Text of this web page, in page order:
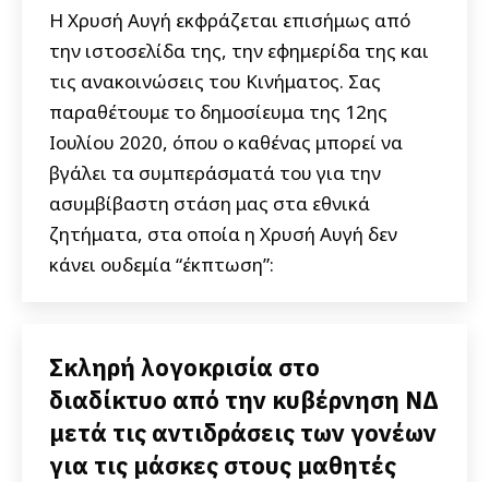
Η Χρυσή Αυγή εκφράζεται επισήμως από
την ιστοσελίδα της, την εφημερίδα της και
τις ανακοινώσεις του Κινήματος. Σας
παραθέτουμε το δημοσίευμα της 12ης
Ιουλίου 2020, όπου ο καθένας μπορεί να
βγάλει τα συμπεράσματά του για την
ασυμβίβαστη στάση μας στα εθνικά
ζητήματα, στα οποία η Χρυσή Αυγή δεν
κάνει ουδεμία “έκπτωση”:
Σκληρή λογοκρισία στο
διαδίκτυο από την κυβέρνηση ΝΔ
μετά τις αντιδράσεις των γονέων
για τις μάσκες στους μαθητές